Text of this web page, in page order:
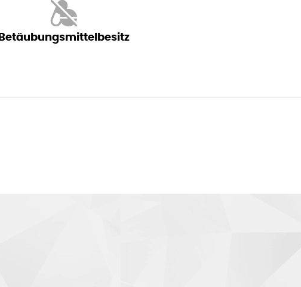
Betäubungsmittelbesitz